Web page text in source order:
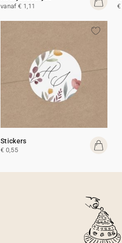
vanaf € 1,11 €
Stickers
€ 0,55